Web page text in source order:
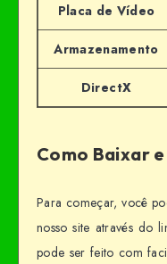
Placa de Vídeo
Armazenamento
DirectX
Como Baixar
Para começar, você
nosso site através do
pode ser feito com